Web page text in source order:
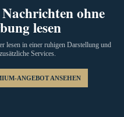
ohne
lesen
lesen in einer ruhigen Darstellung und
Services.
ANGEBOT ANSEHEN